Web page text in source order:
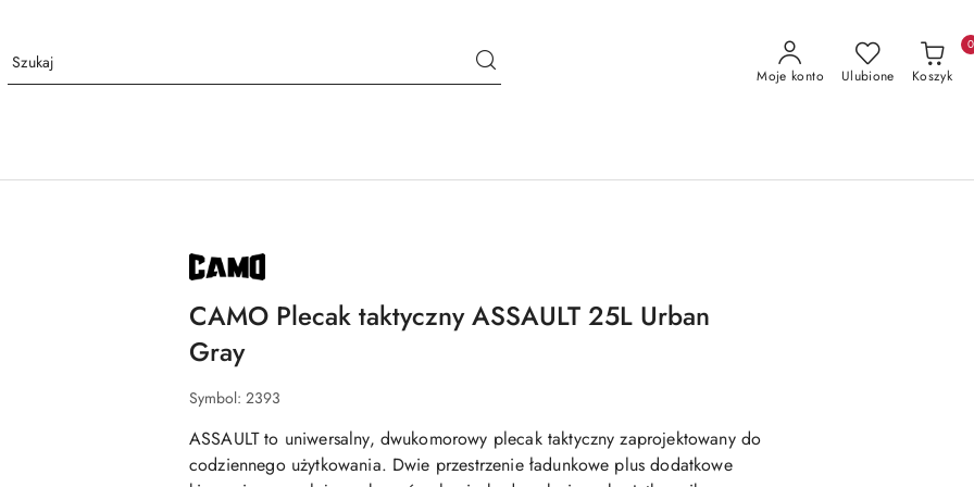
Moje konto Ulubione Koszyk
0
NAZWA
PRODUCENTA:
CAMO Plecak taktyczny ASSAULT 25L Urban
Gray
Symbol: 2393
ASSAULTto uniwersalny, dwukomorowy plecak taktyczny zaprojektowany do
codziennego użytkowania. Dwie przestrzenie ładunkowe plus dodatkowe